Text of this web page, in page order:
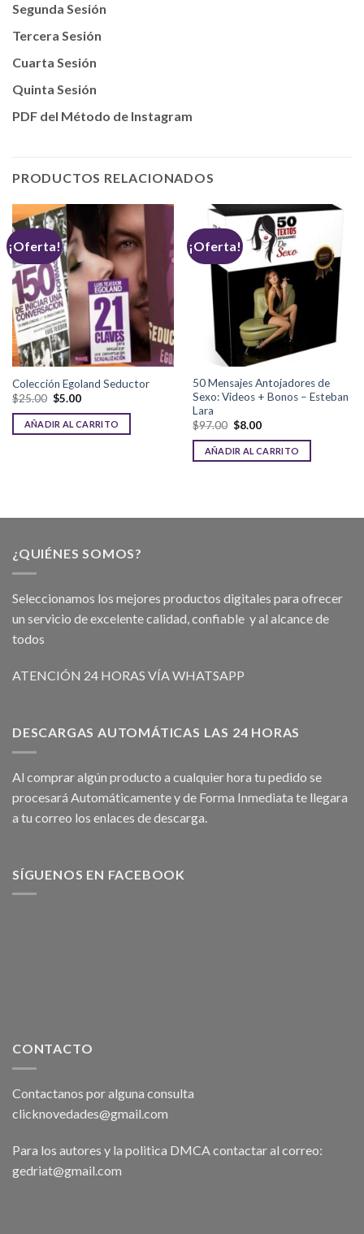
Segunda Sesión
Tercera Sesión
Cuarta Sesión
Quinta Sesión
PDF del Método de Instagram
PRODUCTOS RELACIONADOS
¡Oferta!
Colección Egoland Seductor
$25.00 $5.00
AÑADIR AL CARRITO
¡Oferta!
50 Mensajes Antojadores de
Sexo: Videos + Bonos – Esteban
Lara
$97.00 $8.00
AÑADIR AL CARRITO
¿QUIÉNES SOMOS?
Seleccionamos los mejores productos digitales para ofrecer
un servicio de excelente calidad, confiable y al alcance de
todos
ATENCIÓN 24 HORAS VÍA WHATSAPP
DESCARGAS AUTOMÁTICAS LAS 24 HORAS
Al comprar algún producto a cualquier hora tu pedido se
procesará Automáticamente y de Forma Inmediata te llegara
a tu correo los enlaces de descarga.
SÍGUENOS EN FACEBOOK
CONTACTO
Contactanos por alguna consulta
clicknovedades@gmail.com
Para los autores y la politica DMCA contactar al correo:
gedriat@gmail.com